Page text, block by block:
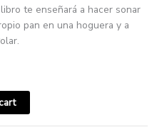
te enseñará a hacer sonar
pan en una hoguera y a